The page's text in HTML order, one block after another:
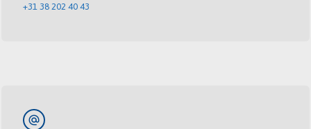
+31 38 202 40 43
alternate_email